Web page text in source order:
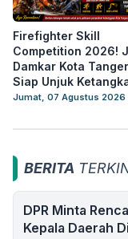
Firefighter Skill
Competition 2026!
Damkar Kota
Siap Unjuk
Jumat, 07 Agustus 2026
BERITA
DPR Minta
Kepala Daerah